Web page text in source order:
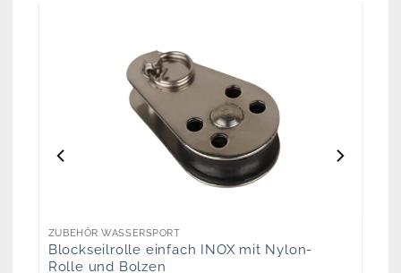
ZUBEHÖR WASSERSPORT
Blockseilrolle einfach INOX mit Nylon-
Rolle und Bolzen